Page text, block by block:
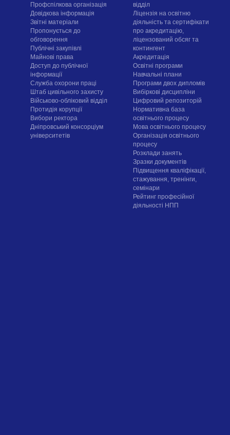
Профспілкова організація
Довідкова інформація
Звітні матеріали
Пропонується до
обговорення
Публічні закупівлі
Майнові права
Доступ до публічної
інформації
Служба охорони праці
Штаб цивільного захисту
Військово-обліковий відділ
Протидія корупції
Вибори ректора
Дніпровський консорціум
університетів
відділ
Ліцензія на освітню
діяльність та сертифікати
про акредитацію,
ліцензований обсяг та
контингент
Акредитація
Освітні програми
Навчальні плани
Програми двох дипломів
Вибіркові дисципліни
Цифровий репозиторій
Нормативна база
освітнього процесу
Мова освітнього процесу
Організація освітнього
процесу
Розклади занять
Зразки документів
Підвищення кваліфікації,
стажування, тренінги,
семінари
Рейтинг професійної
діяльності НПП